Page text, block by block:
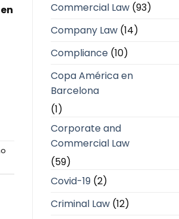
Commercial Law(93)
Company Law(14)
Compliance(10)
Copa América en
Barcelona
(1)
Corporate and
Commercial Law
(59)
Covid-19(2)
Criminal Law(12)